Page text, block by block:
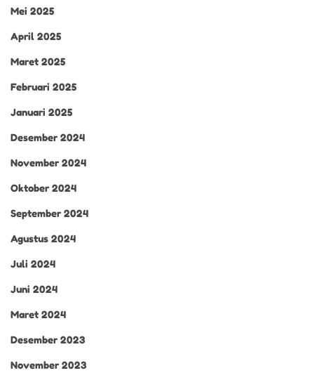
Mei 2025
April 2025
Maret 2025
Februari 2025
Januari 2025
Desember 2024
November 2024
Oktober 2024
September 2024
Agustus 2024
Juli 2024
Juni 2024
Maret 2024
Desember 2023
November 2023